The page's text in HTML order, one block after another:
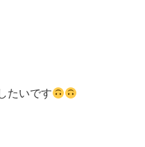
たいです